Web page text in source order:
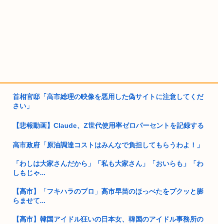
首相官邸「高市総理の映像を悪用した偽サイトに注意してくだ
さい」
【悲報動画】Claude、Z世代使用率ゼロパーセントを記録する
高市政府「原油調達コストはみんなで負担してもらうわよ！」
「わしは大家さんだから」「私も大家さん」「おいらも」「わ
しもじゃ...
【高市】「フキハラのプロ」高市早苗のほっぺたをプクッと膨
らませて...
【高市】韓国アイドル狂いの日本女、韓国のアイドル事務所の